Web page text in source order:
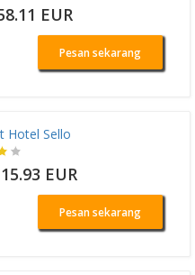
EUR
Pesan sekarang
Hotel Sello
EUR
Pesan sekarang